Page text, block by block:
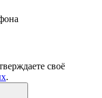
своё
.